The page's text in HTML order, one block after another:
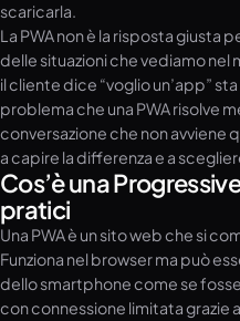
scaricarla.
La PWA non è la risposta giusta
delle situazioni che vediamo nel
il cliente dice “voglio un’app”
problema che una PWA risolve
conversazione che non avviene
a capire la differenza e a
Cos’è una
pratici
Una PWA è un sito web che si
Funziona nel browser ma può
dello smartphone come se
con connessione limitata grazie